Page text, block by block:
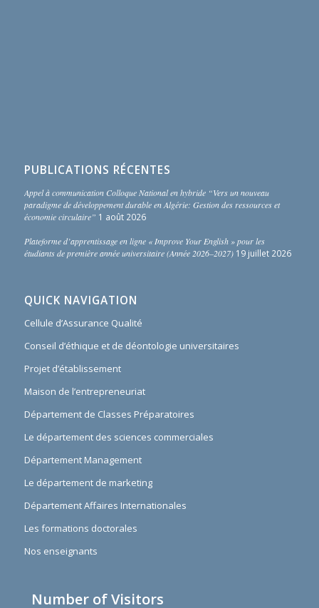
PUBLICATIONS RÉCENTES
Appel à communication Colloque National en hybride “Vers un nouveau
paradigme de développement durable en Algérie: Gestion des ressources et
économie circulaire” 1 août 2026
Plateforme d’apprentissage en ligne « Improve Your English » pour les
étudiants de première année universitaire (Année 2026–2027) 19 juillet 2026
QUICK NAVIGATION
Cellule d’Assurance Qualité
Conseil d’éthique et de déontologie universitaires
Projet d’établissement
Maison de l’entrepreneuriat
Département de Classes Préparatoires
Le département des sciences commerciales
Département Management
Le département de marketing
Département Affaires Internationales
Les formations doctorales
Nos enseignants
Number of Visitors